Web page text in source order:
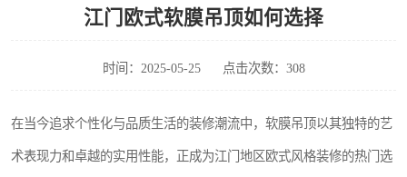
江门欧式软膜吊顶如何选择
时间：2025-05-25 点击次数：308
在当今追求个性化与品质生活的装修潮流中，软膜吊顶以其独特的艺
术表现力和卓越的实用性能，正成为江门地区欧式风格装修的热门选